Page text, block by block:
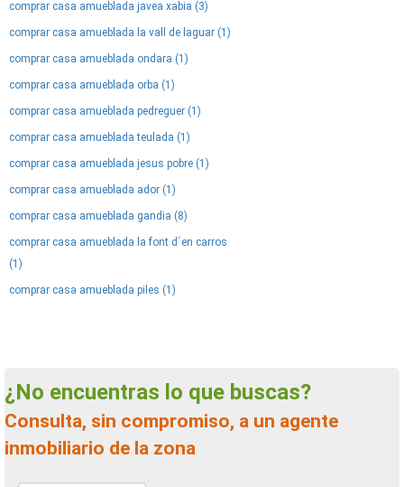
comprar casa amueblada javea xabia (3)
comprar casa amueblada la vall de laguar (1)
comprar casa amueblada ondara (1)
comprar casa amueblada orba (1)
comprar casa amueblada pedreguer (1)
comprar casa amueblada teulada (1)
comprar casa amueblada jesus pobre (1)
comprar casa amueblada ador (1)
comprar casa amueblada gandia (8)
comprar casa amueblada la font d´en carros
(1)
comprar casa amueblada piles (1)
¿No encuentras lo que buscas?
Consulta, sin compromiso, a un agente
inmobiliario de la zona